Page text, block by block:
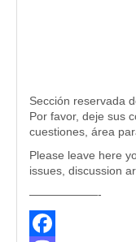
Sección reservada
Por favor, deje sus
cuestiones, área
Please leave here
issues, discussion
——————-